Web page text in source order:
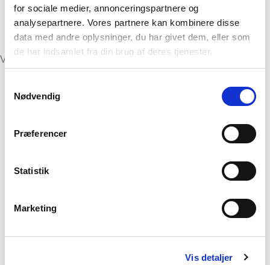
for sociale medier, annonceringspartnere og
analysepartnere. Vores partnere kan kombinere disse
data med andre oplysninger, du har givet dem, eller som
de har indsamlet fra din brug af deres tjenester.
Nødvendig
Præferencer
Statistik
Marketing
Vis detaljer
Vinder af Danmarks Bedste Badehotel 2024